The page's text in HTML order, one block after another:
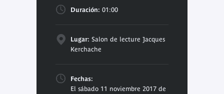
Duración: 01:00
Lugar: Salon de lecture Jacques
Kerchache
Fechas:
El sábado 11 noviembre 2017 de